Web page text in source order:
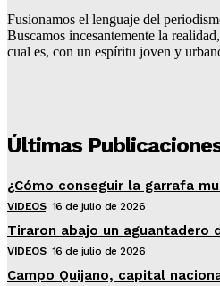
Fusionamos el lenguaje del
Buscamos incesantemente la
cual es, con un espíritu joven y
Últimas
¿Cómo conseguir la garrafa
VIDEOS 16 de julio de 2026
Tiraron abajo un aguantadero
VIDEOS 16 de julio de 2026
Campo Quijano, capital